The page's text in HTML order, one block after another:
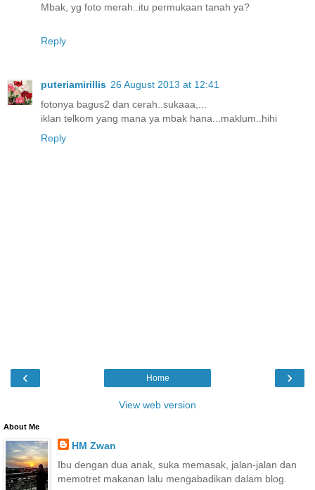
Mbak, yg foto merah..itu permukaan tanah ya?
Reply
puteriamirillis 26 August 2013 at 12:41
fotonya bagus2 dan cerah..sukaaa,...
iklan telkom yang mana ya mbak hana...maklum..hihi
Reply
‹ ›
Home
View web version
About Me
HM Zwan
Ibu dengan dua anak, suka memasak, jalan-jalan dan
memotret makanan lalu mengabadikan dalam blog.